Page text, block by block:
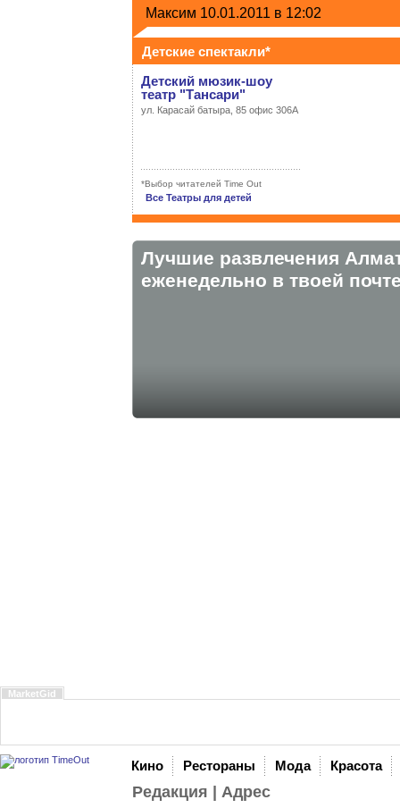
Максим 10.01.2011 в 12:02
Детские спектакли*
Детский мюзик-шоу
театр "Тансари"
ул. Карасай батыра, 85 офис 306А
*Выбор читателей Time Out
Все Театры для детей
Лучшие развлечения
eженедельно в твоей
MarketGid
Кино Рестораны Мода Красота
Редакция Адрес